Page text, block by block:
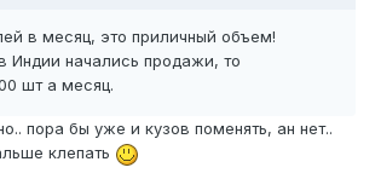
в месяц, это приличный объем!
Индии начались продажи, то
шт а месяц.
пора бы уже и кузов поменять, ан нет..
клепать